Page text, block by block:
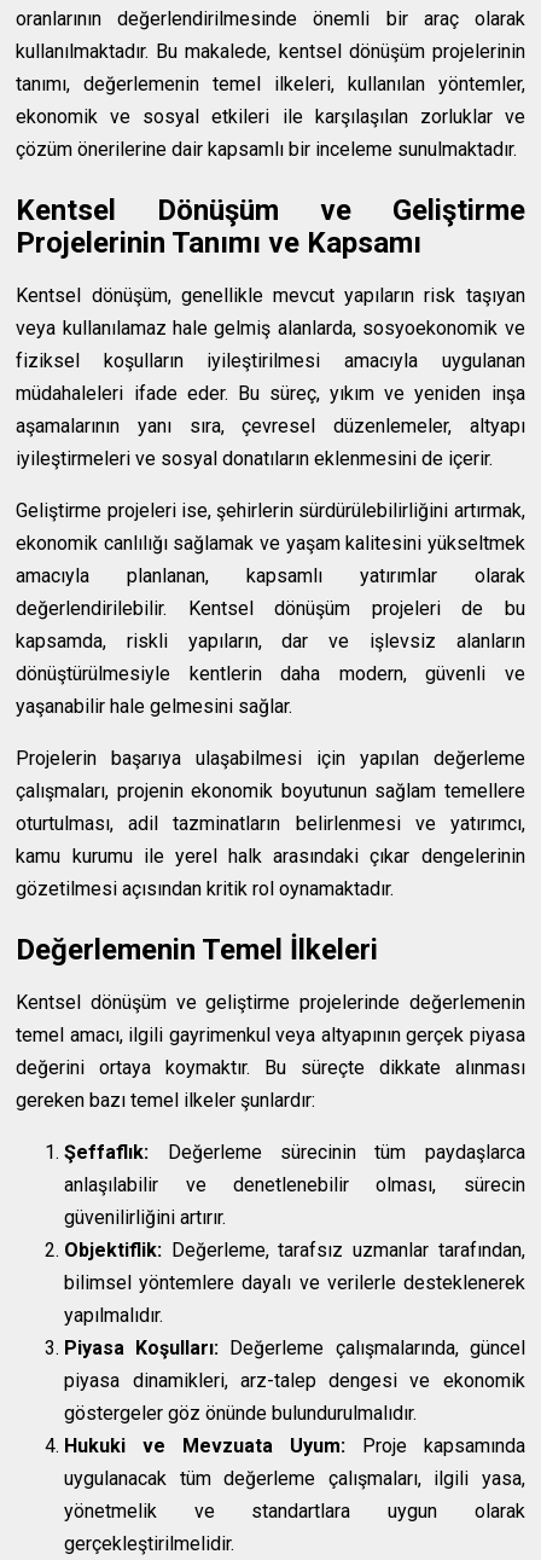
oranlarının değerlendirilmesinde önemli bir araç olarak
kullanılmaktadır. Bu makalede, kentsel dönüşüm projelerinin
tanımı, değerlemenin temel ilkeleri, kullanılan yöntemler,
ekonomik ve sosyal etkileri ile karşılaşılan zorluklar ve
çözüm önerilerine dair kapsamlı bir inceleme sunulmaktadır.
Kentsel Dönüşüm ve Geliştirme
Projelerinin Tanımı ve Kapsamı
Kentsel dönüşüm, genellikle mevcut yapıların risk taşıyan
veya kullanılamaz hale gelmiş alanlarda, sosyoekonomik ve
fiziksel koşulların iyileştirilmesi amacıyla uygulanan
müdahaleleri ifade eder. Bu süreç, yıkım ve yeniden inşa
aşamalarının yanı sıra, çevresel düzenlemeler, altyapı
iyileştirmeleri ve sosyal donatıların eklenmesini de içerir.
Geliştirme projeleri ise, şehirlerin sürdürülebilirliğini artırmak,
ekonomik canlılığı sağlamak ve yaşam kalitesini yükseltmek
amacıyla planlanan, kapsamlı yatırımlar olarak
değerlendirilebilir. Kentsel dönüşüm projeleri de bu
kapsamda, riskli yapıların, dar ve işlevsiz alanların
dönüştürülmesiyle kentlerin daha modern, güvenli ve
yaşanabilir hale gelmesini sağlar.
Projelerin başarıya ulaşabilmesi için yapılan değerleme
çalışmaları, projenin ekonomik boyutunun sağlam temellere
oturtulması, adil tazminatların belirlenmesi ve yatırımcı,
kamu kurumu ile yerel halk arasındaki çıkar dengelerinin
gözetilmesi açısından kritik rol oynamaktadır.
Değerlemenin Temel İlkeleri
Kentsel dönüşüm ve geliştirme projelerinde değerlemenin
temel amacı, ilgili gayrimenkul veya altyapının gerçek piyasa
değerini ortaya koymaktır. Bu süreçte dikkate alınması
gereken bazı temel ilkeler şunlardır:
Şeffaflık: Değerleme sürecinin tüm paydaşlarca
anlaşılabilir ve denetlenebilir olması, sürecin
güvenilirliğini artırır.
Objektiflik: Değerleme, tarafsız uzmanlar tarafından,
bilimsel yöntemlere dayalı ve verilerle desteklenerek
yapılmalıdır.
Piyasa Koşulları: Değerleme çalışmalarında, güncel
piyasa dinamikleri, arz-talep dengesi ve ekonomik
göstergeler göz önünde bulundurulmalıdır.
Hukuki ve Mevzuata Uyum:Proje kapsamında
uygulanacak tüm değerleme çalışmaları, ilgili yasa,
yönetmelik ve standartlara uygun olarak
gerçekleştirilmelidir.